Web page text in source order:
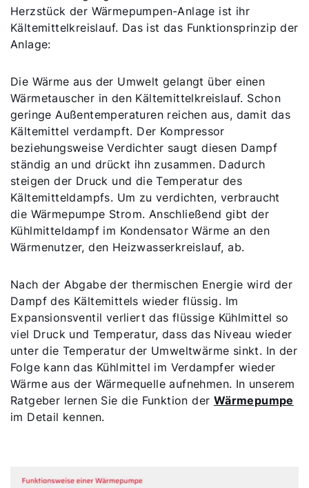
Herzstück der Wärmepumpen-Anlage ist ihr
Kältemittelkreislauf. Das ist das Funktionsprinzip der
Anlage:
Die Wärme aus der Umwelt gelangt über einen
Wärmetauscher in den Kältemittelkreislauf. Schon
geringe Außentemperaturen reichen aus, damit das
Kältemittel verdampft. Der Kompressor
beziehungsweise Verdichter saugt diesen Dampf
ständig an und drückt ihn zusammen. Dadurch
steigen der Druck und die Temperatur des
Kältemitteldampfs. Um zu verdichten, verbraucht
die Wärmepumpe Strom. Anschließend gibt der
Kühlmitteldampf im Kondensator Wärme an den
Wärmenutzer, den Heizwasserkreislauf, ab.
Nach der Abgabe der thermischen Energie wird der
Dampf des Kältemittels wieder flüssig. Im
Expansionsventil verliert das flüssige Kühlmittel so
viel Druck und Temperatur, dass das Niveau wieder
unter die Temperatur der Umweltwärme sinkt. In der
Folge kann das Kühlmittel im Verdampfer wieder
Wärme aus der Wärmequelle aufnehmen. In unserem
Ratgeber lernen Sie die Funktion der Wärmepumpe
im Detail kennen.